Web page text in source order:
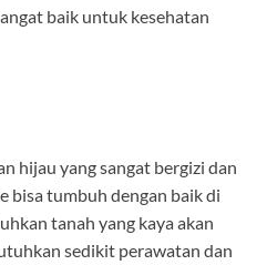
baik untuk kesehatan
hijau yang sangat bergizi dan
bisa tumbuh dengan baik di
tanah yang kaya akan
sedikit perawatan dan